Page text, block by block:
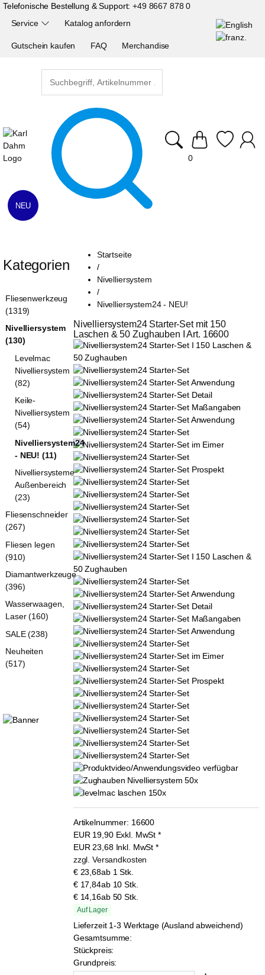
Telefonische Bestellung & Support:+49 8667 878 0
Service Katalog anfordern
Gutschein kaufen FAQ Merchandise
0
Startseite
/
Nivelliersystem
/
Nivelliersystem24 - NEU!
Nivelliersystem24 Starter-Set mit 150
Laschen & 50 Zughauben I Art. 16600
NEU
Artikelnummer: 16600
EUR 19,90 Exkl. MwSt *
EUR 23,68 Inkl. MwSt *
zzgl. Versandkosten
€ 23,68ab 1 Stk.
€ 17,84ab 10 Stk.
€ 14,16ab 50 Stk.
Auf Lager
Lieferzeit 1-3 Werktage (Ausland abweichend)
Gesamtsumme:
Stückpreis:
Grundpreis:
Kategorien
Fliesenwerkzeug
(1319)
Nivelliersystem
(130)
Levelmac
Nivelliersystem
(82)
Keile-
Nivelliersystem
(54)
Nivelliersystem24
- NEU! (11)
Nivelliersysteme
Außenbereich
(23)
Fliesenschneider
(267)
Fliesen legen
(910)
Diamantwerkzeuge
(396)
Wasserwaagen,
Laser (160)
SALE (238)
Neuheiten
(517)